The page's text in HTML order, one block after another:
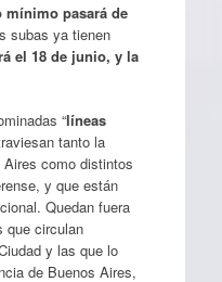
mínimo pasará de
subas ya tienen
el 18 de junio, y la
“líneas
tanto la
como distintos
y que están
Quedan fuera
que circulan
y las que lo
de Buenos Aires,